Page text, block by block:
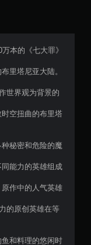
本的《七大罪》
里塔尼亚大陆。
世界观为背景的
空扭曲的布里塔
秘密和危险的魔
能力的英雄组成
作中的人气英雄
的原创英雄在等
和料理的悠闲时